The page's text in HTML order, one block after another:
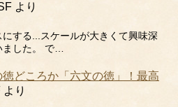
より
する...スケールが大きくて興味深
ました。 で…
どころか「六文の徳」！最高
より